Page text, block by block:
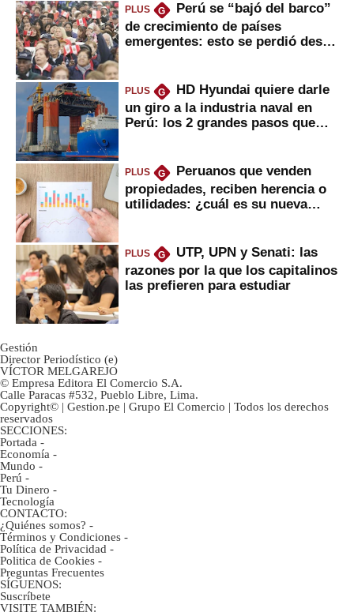
PLUS G
Perú se “bajó del barco”
de crecimiento de países
emergentes: esto se perdió desde
PLUS G
HD Hyundai quiere darle
un giro a la industria naval en
Perú: los 2 grandes pasos que
PLUS G
Peruanos que venden
propiedades, reciben herencia o
utilidades: ¿cuál es su nueva
PLUS G
UTP, UPN y Senati: las
razones por la que los capitalinos
las prefieren para estudiar
Gestión
Director Periodístico (e)
VÍCTOR MELGAREJO
© Empresa Editora El Comercio S.A.
Calle Paracas #532, Pueblo Libre, Lima.
Copyright© | Gestion.pe | Grupo El Comercio | Todos los derechos
reservados
SECCIONES:
Portada -
Economía -
Mundo -
Perú -
Tu Dinero -
Tecnología
CONTACTO:
¿Quiénes somos? -
Términos y Condiciones -
Política de Privacidad -
Politica de Cookies -
Preguntas Frecuentes
SÍGUENOS:
Suscríbete
VISITE TAMBIÉN: